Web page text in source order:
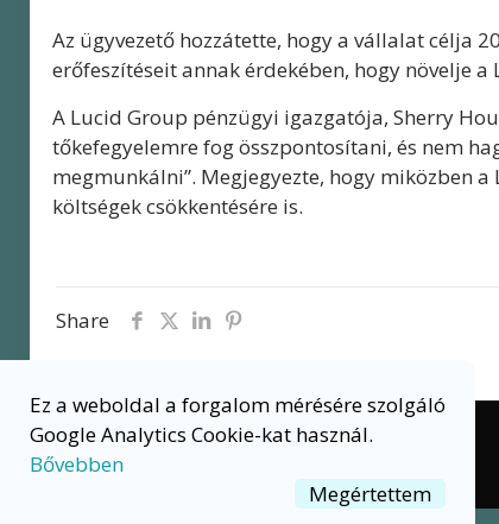
Az ügyvezető hozzátette, hogy a vállalat célja
erőfeszítéseit annak érdekében, hogy növelje
A Lucid Group pénzügyi igazgatója, Sherry
tőkefegyelemre fog összpontosítani, és nem
megmunkálni”. Megjegyezte, hogy miközben
költségek csökkentésére is.
Share
© 2020 ELEKTROMOSAUTO.HU
Ez a weboldal a forgalom mérésére szolgáló
Google Analytics Cookie-kat használ.
Bővebben
Megértettem